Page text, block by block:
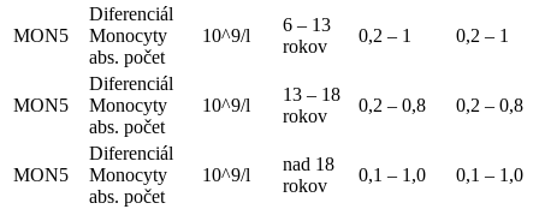
MON5
Diferenciál
Monocyty
abs. počet
10^9/l
6 – 13
rokov
0,2 – 1 0,2 – 1
MON5
Diferenciál
Monocyty
abs. počet
10^9/l
13 – 18
rokov
0,2 – 0,8 0,2 – 0,8
MON5
Diferenciál
Monocyty
abs. počet
10^9/l
nad 18
rokov
0,1 – 1,0 0,1 – 1,0